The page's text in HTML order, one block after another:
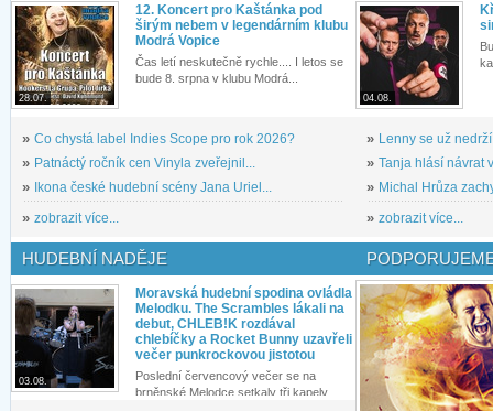
28.07.
12. Koncert pro Kaštánka pod
širým nebem v legendárním klubu
Modrá Vopice
Čas letí neskutečně rychle.... I letos se
bude 8. srpna v klubu Modrá...
» Co chystá label Indies Scope pro rok 2026?
» Patnáctý ročník cen Vinyla zveřejnil...
»
Ikona české hudební scény Jana Uriel...
» zobrazit více...
04.08.
» Lenny se už
» Tanja hlásí návrat
» Michal Hrůza
» zobrazit více...
HUDEBNÍ NADĚJE
03.08.
Moravská hudební spodina ovládla
Melodku. The Scrambles lákali na
debut, CHLEB!K rozdával
chlebíčky a Rocket Bunny uzavřeli
večer punkrockovou jistotou
Poslední červencový večer se na
brněnské Melodce setkaly tři kapely...